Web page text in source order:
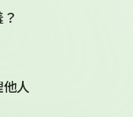
他人